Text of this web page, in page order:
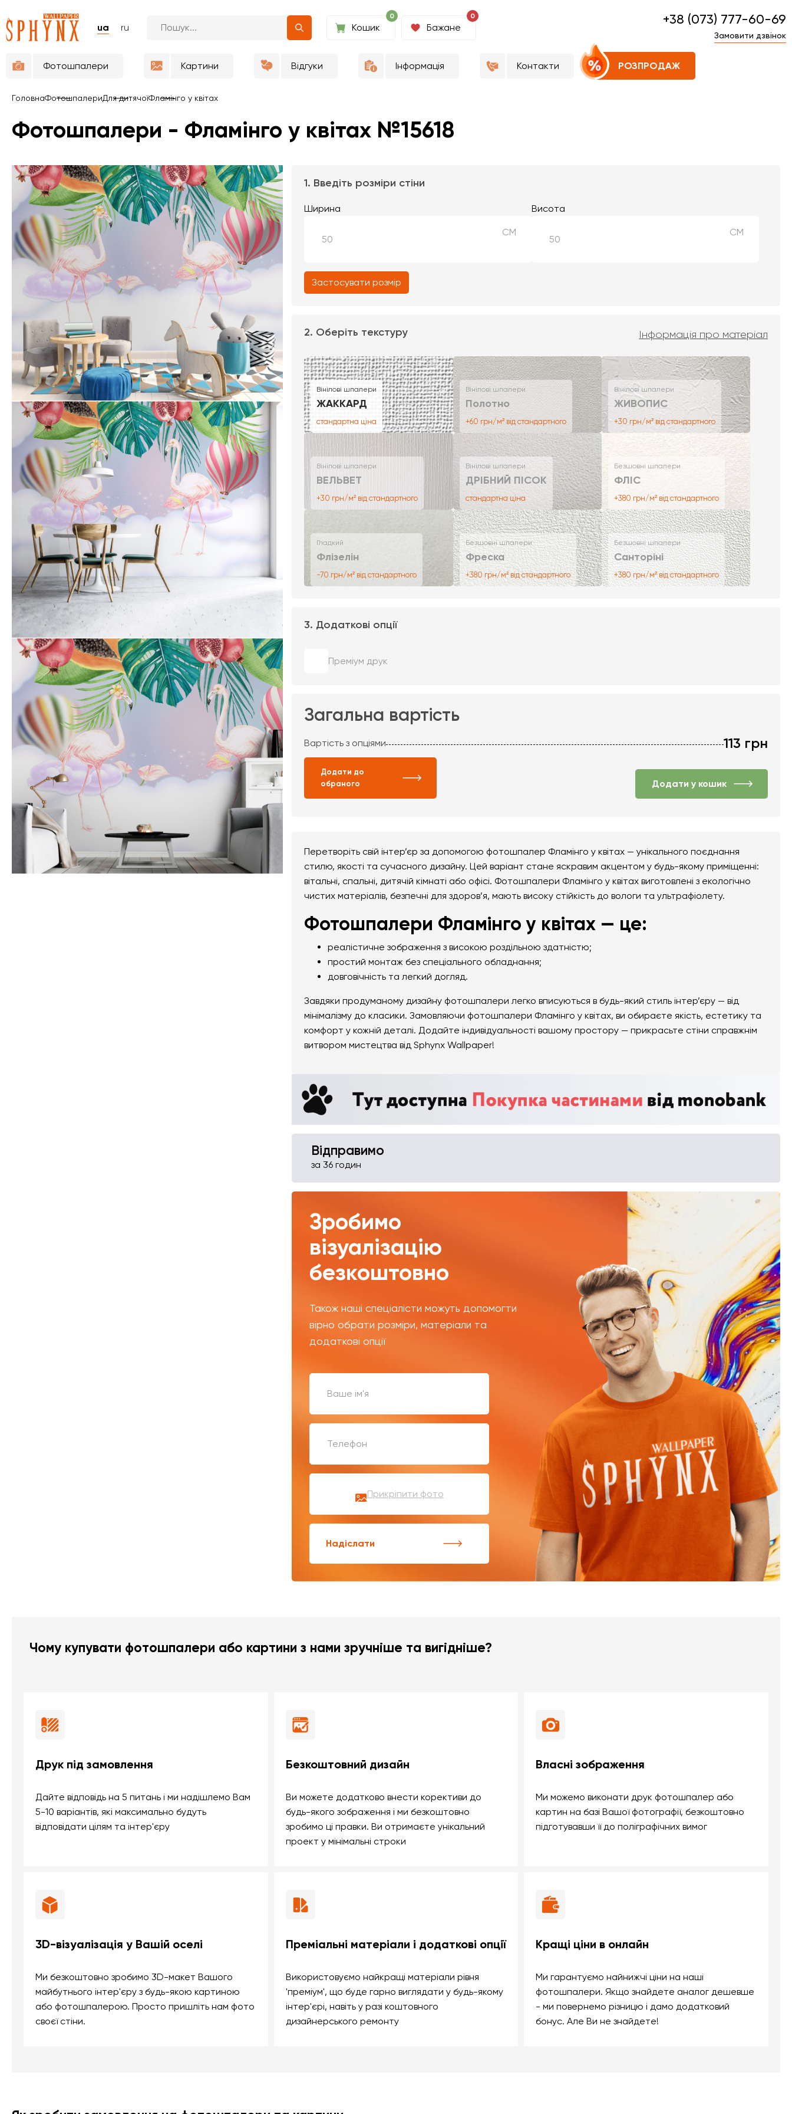
ua ru
0
Кошик
0
Бажане
+38 (073) 777-60-69
Замовити дзвінок
Фотошпалери Картини Відгуки Інформація Контакти РОЗПРОДАЖ
ГоловнаФотошпалериДля дитячоїФламінго у квітах
Фотошпалери - Фламінго у квітах №15618
1. Введіть розміри стіни
Ширина
СМ
Висота
СМ
Застосувати розмір
2. Оберіть текстуру Інформація про матеріал
Вінілові шпалери
ЖАККАРД
стандартна ціна
Вінілові шпалери
Полотно
+60 грн/м² від стандартного
Вінілові шпалери
ЖИВОПИС
+30 грн/м² від стандартного
Вінілові шпалери
ВЕЛЬВЕТ
+30 грн/м² від стандартного
Вінілові шпалери
ДРІБНИЙ ПІСОК
стандартна ціна
Безшовні шпалери
ФЛІС
+380 грн/м² від стандартного
Гладкий
Флізелін
-70 грн/м² від стандартного
Безшовні шпалери
Фреска
+380 грн/м² від стандартного
Безшовні шпалери
Санторіні
+380 грн/м² від стандартного
3. Додаткові опції
Преміум друк
Загальна вартість
Вартість з опціями 113 грн
Додати до
обраного
Додати у кошик
Перетворіть свій інтер’єр за допомогою фотошпалер Фламінго у квітах — унікального поєднання
стилю, якості та сучасного дизайну. Цей варіант стане яскравим акцентом у будь-якому приміщенні:
вітальні, спальні, дитячій кімнаті або офісі. Фотошпалери Фламінго у квітах виготовлені з екологічно
чистих матеріалів, безпечні для здоров’я, мають високу стійкість до вологи та ультрафіолету.
Фотошпалери Фламінго у квітах — це:
реалістичне зображення з високою роздільною здатністю;
простий монтаж без спеціального обладнання;
довговічність та легкий догляд.
Завдяки продуманому дизайну фотошпалери легко вписуються в будь-який стиль інтер’єру — від
мінімалізму до класики. Замовляючи фотошпалери Фламінго у квітах, ви обираєте якість, естетику та
комфорт у кожній деталі. Додайте індивідуальності вашому простору — прикрасьте стіни справжнім
витвором мистецтва від Sphynx Wallpaper!
Відправимо
за 36 годин
Зробимо
візуалізацію
безкоштовно
Також наші спеціалісти можуть допомогти
вірно обрати розміри, матеріали та
додаткові опції
Прикріпити фото
Надіслати
Чому купувати фотошпалери або картини з нами зручніше та вигідніше?
Друк під замовлення
Дайте відповідь на 5 питань і ми надішлемо Вам
5-10 варіантів, які максимально будуть
відповідати цілям та інтер'єру
Безкоштовний дизайн
Ви можете додатково внести корективи до
будь-якого зображення і ми безкоштовно
зробимо ці правки. Ви отримаєте унікальний
проект у мінімальні строки
Власні зображення
Ми можемо виконати друк фотошпалер або
картин на базі Вашої фотографії, безкоштовно
підготувавши її до поліграфічних вимог
3D-візуалізація у Вашій оселі
Ми безкоштовно зробимо 3D-макет Вашого
майбутнього інтер'єру з будь-якою картиною
або фотошпалерою. Просто пришліть нам фото
своєї стіни.
Преміальні матеріали і додаткові опції
Використовуємо найкращі матеріали рівня
'преміум', що буде гарно виглядати у будь-якому
інтер'єрі, навіть у разі коштовного
дизайнерського ремонту
Кращі ціни в онлайн
Ми гарантуємо найнижчі ціни на наші
фотошпалери. Якщо знайдете аналог дешевше
- ми повернемо різницю і дамо додатковий
бонус. Але Ви не знайдете!